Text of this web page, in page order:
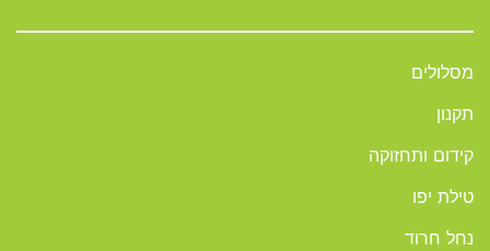
מסלולים
תקנון
קידום ותחזוקה
טילת יפו
נחל חרוד